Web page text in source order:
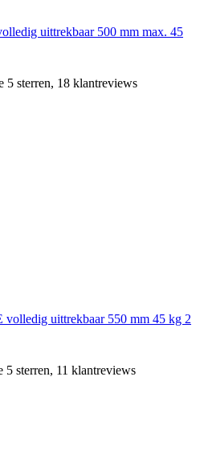
uittrekbaar 500 mm max. 45
5 sterren, 18 klantreviews
uittrekbaar 550 mm 45 kg 2
5 sterren, 11 klantreviews